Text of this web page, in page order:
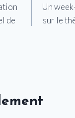
de
Un
sur le